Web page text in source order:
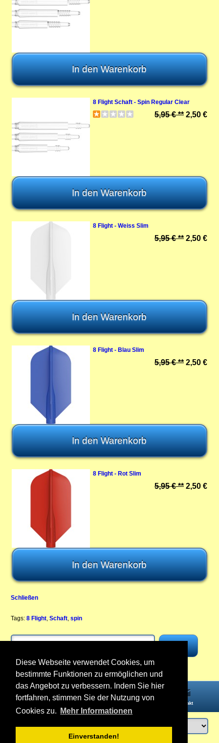
Diese Webseite verwendet Cookies, um
bestimmte Funktionen zu ermöglichen und
das Angebot zu verbessern. Indem Sie hier
fortfahren, stimmen Sie der Nutzung von
Cookies zu.
Mehr Informationen
Einverstanden!
8 Flight Schaft - Spin Regular Clear
5,95 € ** 2,50 €
8 Flight - Weiss Slim
5,95 € ** 2,50 €
8 Flight - Blau Slim
5,95 € ** 2,50 €
8 Flight - Rot Slim
5,95 € ** 2,50 €
Schließen
Tags: 8 Flight ,Schaft ,spin
Konto Kontakt